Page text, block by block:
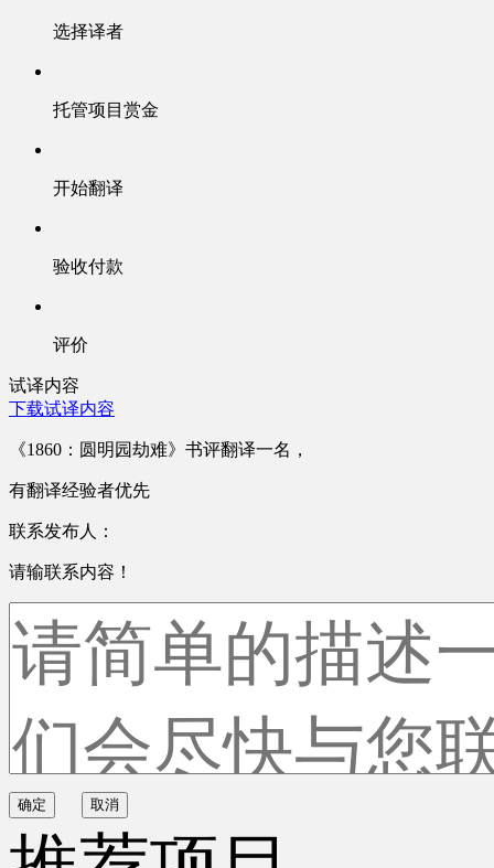
选择译者
托管项目赏金
开始翻译
验收付款
评价
试译内容
下载试译内容
《1860：圆明园劫难》书评翻译一名，
有翻译经验者优先
联系发布人：
请输联系内容！
确定 取消